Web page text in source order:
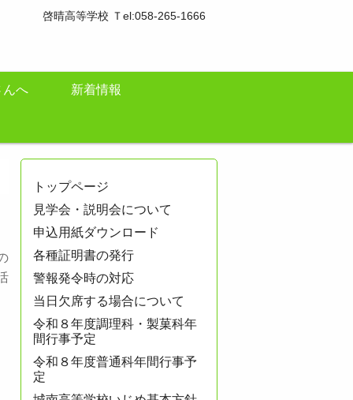
啓晴高等学校 Ｔel:058-265-1666
んへ 新着情報
トップページ
見学会・説明会について
申込用紙ダウンロード
各種証明書の発行
警報発令時の対応
当日欠席する場合について
令和８年度調理科・製菓科年
間行事予定
令和８年度普通科年間行事予
定